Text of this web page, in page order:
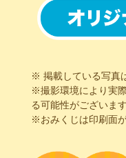
※ 掲載している写真
※撮影環境により実
る可能性がございます
※おみくじは印刷面